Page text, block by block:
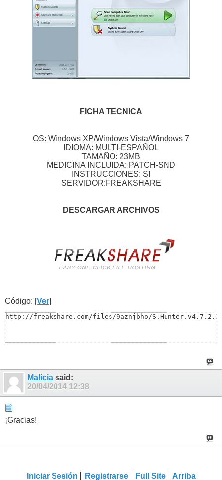
FICHA TECNICA
OS: Windows XP/Windows Vista/Windows 7
IDIOMA: MULTI-ESPAÑOL
TAMAÑO: 23MB
MEDICINA INCLUIDA: PATCH-SND
INSTRUCCIONES: SI
SERVIDOR:FREAKSHARE
DESCARGAR ARCHIVOS
Código: [Ver]
http://freakshare.com/files/9aznjbho/
Malicia said:
20/04/2014 12:38
¡Gracias!
Iniciar Sesión Registrarse Full Site Arriba